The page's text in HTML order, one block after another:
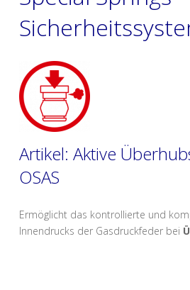
Artikel: Aktive
OSAS
Ermöglicht das kontrollierte und
Innendrucks der Gasdruckfeder bei